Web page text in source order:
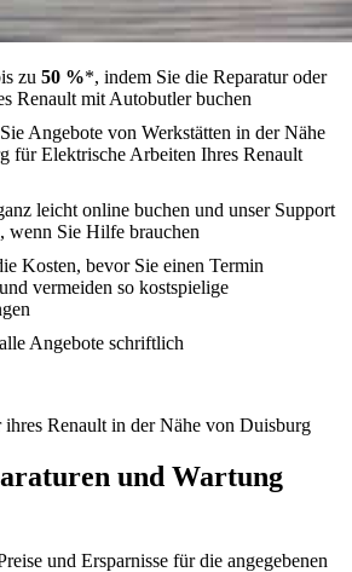
zu 50 %*, indem Sie die Reparatur oder
Renault mit Autobutler buchen
Angebote von Werkstätten in der Nähe
für Elektrische Arbeiten Ihres Renault
leicht online buchen und unser Support
wenn Sie Hilfe brauchen
Kosten, bevor Sie einen Termin
vermeiden so kostspielige
Angebote schriftlich
Renault in der Nähe von Duisburg
und Wartung
und Ersparnisse für die angegebenen